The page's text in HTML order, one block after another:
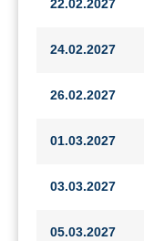
22.02.2027
24.02.2027
26.02.2027
01.03.2027
03.03.2027
05.03.2027